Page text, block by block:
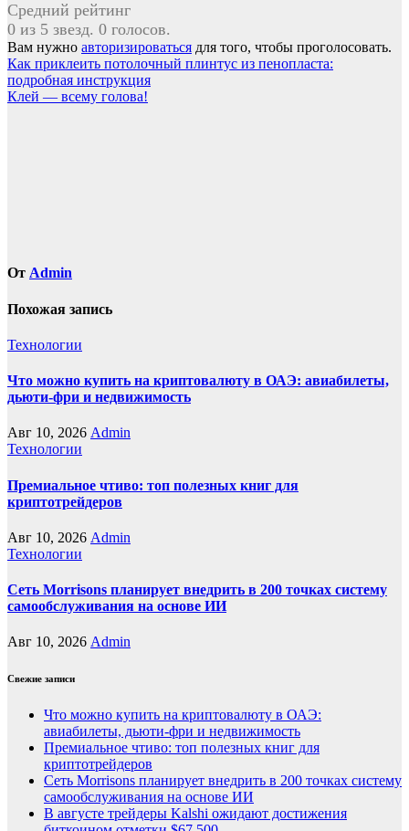
Средний рейтинг
0 из 5 звезд. 0 голосов.
Вам нужно авторизироваться для того, чтобы проголосовать.
Навигация
по
Как приклеить потолочный плинтус из пенопласта:
подробная инструкция
Клей — всему голова!
От Admin
Похожая запись
Технологии
Что можно купить на криптовалюту в ОАЭ: авиабилеты,
дьюти-фри и недвижимость
Авг 10, 2026 Admin
Технологии
Премиальное чтиво: топ полезных книг для
криптотрейдеров
Авг 10, 2026 Admin
Технологии
Сеть Morrisons планирует внедрить в 200 точках систему
самообслуживания на основе ИИ
Авг 10, 2026 Admin
Свежие записи
Что можно купить на криптовалюту в ОАЭ:
авиабилеты, дьюти-фри и недвижимость
Премиальное чтиво: топ полезных книг для
криптотрейдеров
Сеть Morrisons планирует внедрить в 200 точках систему
самообслуживания на основе ИИ
В августе трейдеры Kalshi ожидают достижения